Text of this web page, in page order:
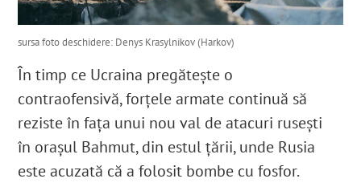
sursa foto deschidere: Denys Krasylnikov (Harkov)
În timp ce Ucraina pregătește o
contraofensivă, forțele armate continuă să
reziste în fața unui nou val de atacuri rusești
în orașul Bahmut, din estul țării, unde Rusia
este acuzată că a folosit bombe cu fosfor.